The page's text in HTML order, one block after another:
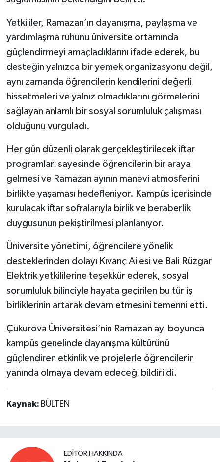
Yetkililer, Ramazan’ın dayanışma, paylaşma ve
yardımlaşma ruhunu üniversite ortamında
güçlendirmeyi amaçladıklarını ifade ederek, bu
desteğin yalnızca bir yemek organizasyonu değil,
aynı zamanda öğrencilerin kendilerini değerli
hissetmeleri ve yalnız olmadıklarını görmelerini
sağlayan anlamlı bir sosyal sorumluluk çalışması
olduğunu vurguladı.
Her gün düzenli olarak gerçekleştirilecek iftar
programları sayesinde öğrencilerin bir araya
gelmesi ve Ramazan ayının manevi atmosferini
birlikte yaşaması hedefleniyor. Kampüs içerisinde
kurulacak iftar sofralarıyla birlik ve beraberlik
duygusunun pekiştirilmesi planlanıyor.
Üniversite yönetimi, öğrencilere yönelik
desteklerinden dolayı Kıvanç Ailesi ve Bali Rüzgar
Elektrik yetkililerine teşekkür ederek, sosyal
sorumluluk bilinciyle hayata geçirilen bu tür iş
birliklerinin artarak devam etmesini temenni etti.
Çukurova Üniversitesi’nin Ramazan ayı boyunca
kampüs genelinde dayanışma kültürünü
güçlendiren etkinlik ve projelerle öğrencilerin
yanında olmaya devam edeceği bildirildi.
Kaynak: BÜLTEN
EDITÖR HAKKINDA